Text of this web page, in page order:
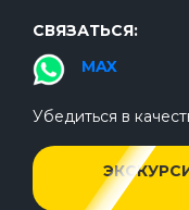
СВЯЗАТЬСЯ:
MAX
Убедиться в